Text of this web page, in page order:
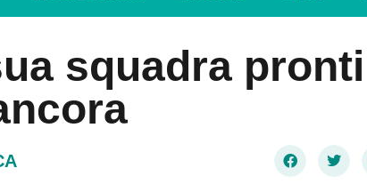
squadra pronti